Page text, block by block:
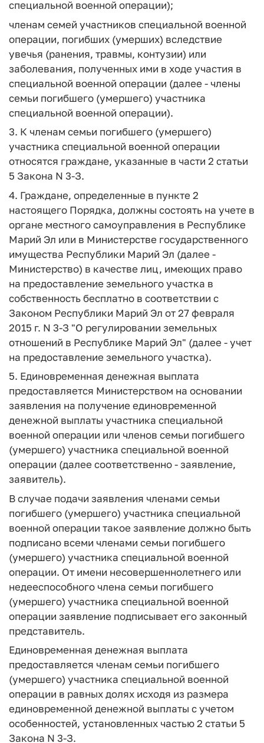
специальной военной операции);
членам семей участников специальной военной
операции, погибших (умерших) вследствие
увечья (ранения, травмы, контузии) или
заболевания, полученных ими в ходе участия в
специальной военной операции (далее - члены
семьи погибшего (умершего) участника
специальной военной операции).
3. К членам семьи погибшего (умершего)
участника специальной военной операции
относятся граждане, указанные в части 2 статьи
5 Закона N 3-З.
4. Граждане, определенные в пункте 2
настоящего Порядка, должны состоять на учете в
органе местного самоуправления в Республике
Марий Эл или в Министерстве государственного
имущества Республики Марий Эл (далее -
Министерство) в качестве лиц, имеющих право
на предоставление земельного участка в
собственность бесплатно в соответствии с
Законом Республики Марий Эл от 27 февраля
2015 г. N 3-З "О регулировании земельных
отношений в Республике Марий Эл" (далее - учет
на предоставление земельного участка).
5. Единовременная денежная выплата
предоставляется Министерством на основании
заявления на получение единовременной
денежной выплаты участника специальной
военной операции или членов семьи погибшего
(умершего) участника специальной военной
операции (далее соответственно - заявление,
заявитель).
В случае подачи заявления членами семьи
погибшего (умершего) участника специальной
военной операции такое заявление должно быть
подписано всеми членами семьи погибшего
(умершего) участника специальной военной
операции. От имени несовершеннолетнего или
недееспособного члена семьи погибшего
(умершего) участника специальной военной
операции заявление подписывает его законный
представитель.
Единовременная денежная выплата
предоставляется членам семьи погибшего
(умершего) участника специальной военной
операции в равных долях исходя из размера
единовременной денежной выплаты с учетом
особенностей, установленных частью 2 статьи 5
Закона N 3-З.